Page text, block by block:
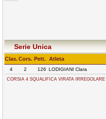
Serie Unica
Clas.Cors. Pett. Atleta
4 2 126 LODIGIANI Clara
CORSIA 4 SQUALIFICA VIRATA IRREGOLARE